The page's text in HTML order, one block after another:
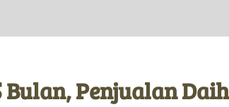
Bulan, Penjualan